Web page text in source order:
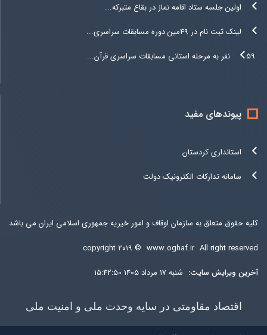
اولین جلسه ستاد اقامه نماز در بقاع متبرکه...
لینک ثبت نام در 49مین دوره مسابقات سراسری...
۵۹ نفر به مرحله استانی مسابقات سراسری قرآن...
پیوندهای مفید
استانداری کردستان
سامانه تدارکات الکترونیک دولت
کلیه حقوق متعلق به سازمان اوقاف و امور خیریه جمهوری اسلامی ایران می باشد
copyright ۲۰۱۹ © www.oghaf.ir All right reserved
آخرين ويرايش سایت: شنبه 17 مرداد 1405 15:42:50
اقتصاد مقاومتی در سایه وحدت ملی و امنیت ملی